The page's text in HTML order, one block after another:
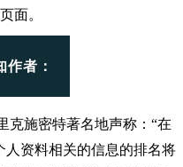
面。
作者：
克施密特著名地声称： “在
资料相关的信息的排名将